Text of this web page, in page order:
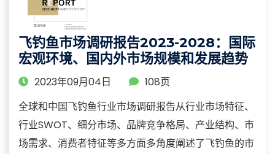
飞钓鱼市场调研报告2023-2028：国际
宏观环境、国内外市场规模和发展趋势
2023年09月04日
108页
全球和中国飞钓鱼行业市场调研报告从行业市场特征、
行业SWOT、细分市场、品牌竞争格局、产业结构、市
场需求、消费者特征等多方面多角度阐述了飞钓鱼的市